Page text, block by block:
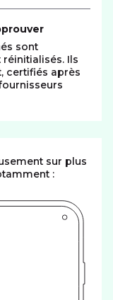
sont
Ils
certifiés après
sur plus
: